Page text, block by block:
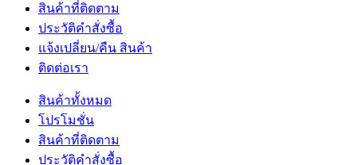
สินค้าที่ติดตาม
ประวัติคำสั่งซื้อ
แจ้งเปลี่ยน/คืน สินค้า
ติดต่อเรา
สินค้าทั้งหมด
โปรโมชั่น
สินค้าที่ติดตาม
ประวัติคำสั่งซื้อ